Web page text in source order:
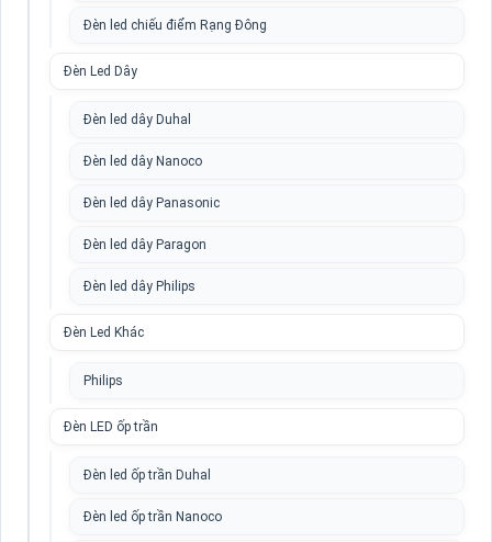
Đèn led chiếu điểm Rạng Đông
Đèn Led Dây
Đèn led dây Duhal
Đèn led dây Nanoco
Đèn led dây Panasonic
Đèn led dây Paragon
Đèn led dây Philips
Đèn Led Khác
Philips
Đèn LED ốp trần
Đèn led ốp trần Duhal
Đèn led ốp trần Nanoco